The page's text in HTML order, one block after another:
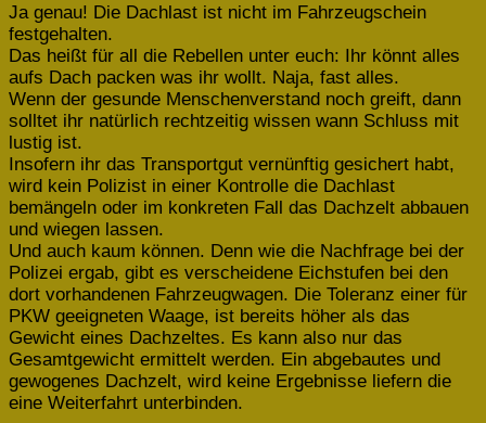
Ja genau! Die Dachlast ist nicht im Fahrzeugschein
festgehalten.
Das heißt für all die Rebellen unter euch: Ihr könnt alles
aufs Dach packen was ihr wollt. Naja, fast alles.
Wenn der gesunde Menschenverstand noch greift, dann
solltet ihr natürlich rechtzeitig wissen wann Schluss mit
lustig ist.
Insofern ihr das Transportgut vernünftig gesichert habt,
wird kein Polizist in einer Kontrolle die Dachlast
bemängeln oder im konkreten Fall das Dachzelt abbauen
und wiegen lassen.
Und auch kaum können. Denn wie die Nachfrage bei der
Polizei ergab, gibt es verscheidene Eichstufen bei den
dort vorhandenen Fahrzeugwagen. Die Toleranz einer für
PKW geeigneten Waage, ist bereits höher als das
Gewicht eines Dachzeltes. Es kann also nur das
Gesamtgewicht ermittelt werden. Ein abgebautes und
gewogenes Dachzelt, wird keine Ergebnisse liefern die
eine Weiterfahrt unterbinden.